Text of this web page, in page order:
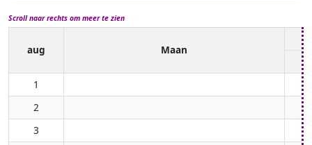
Scroll naar rechts om meer te zien
aug Maan
1
2
3